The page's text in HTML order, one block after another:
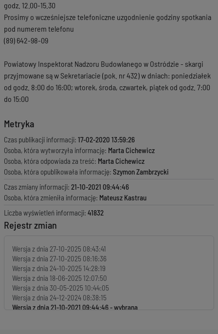
godz. 12.00-15.30
Prosimy o wcześniejsze telefoniczne uzgodnienie godziny spotkania
pod numerem telefonu
(89) 642-98-09
Powiatowy Inspektorat Nadzoru Budowlanego w Ostródzie - skargi
przyjmowane są w Sekretariacie (pok. nr 432) w dniach: poniedziałek
od godz. 8:00 do 16:00; wtorek, środa, czwartek, piątek od godz. 7:00
do 15:00
Metryka
Czas publikacji informacji: 17-02-2020 13:59:26
Osoba, która wytworzyła informację: Marta Cichewicz
Osoba, która odpowiada za treść: Marta Cichewicz
Osoba, która opublikowała informację: Szymon Zambrzycki
Czas zmiany informacji: 21-10-2021 09:44:46
Osoba, która zmieniła informację: Mateusz Kastrau
Liczba wyświetleń informacji: 41832
Rejestr zmian
Wersja z dnia 27-10-2025 08:43:41
Wersja z dnia 27-10-2025 08:16:36
Wersja z dnia 24-10-2025 14:28:19
Wersja z dnia 18-06-2025 12:07:50
Wersja z dnia 30-05-2025 10:44:05
Wersja z dnia 24-12-2024 08:38:15
Wersja z dnia21-10-2021 09:44:46